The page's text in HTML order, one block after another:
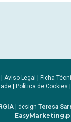
| Aviso Legal | Ficha
| Política de Cookies |
| design Teresa